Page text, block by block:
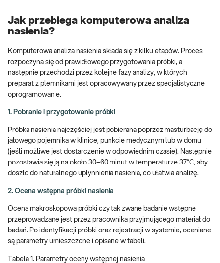
Jak przebiega komputerowa analiza
nasienia?
Komputerowa analiza nasienia składa się z kilku etapów. Proces
rozpoczyna się od prawidłowego przygotowania próbki, a
następnie przechodzi przez kolejne fazy analizy, w których
preparat z plemnikami jest opracowywany przez specjalistyczne
oprogramowanie.
1. Pobranie i przygotowanie próbki
Próbka nasienia najczęściej jest pobierana poprzez masturbację do
jałowego pojemnika w klinice, punkcie medycznym lub w domu
(jeśli możliwe jest dostarczenie w odpowiednim czasie). Następnie
pozostawia się ją na około 30–60 minut w temperaturze 37°C, aby
doszło do naturalnego upłynnienia nasienia, co ułatwia analizę.
2. Ocena wstępna próbki nasienia
Ocena makroskopowa próbki czy tak zwane badanie wstępne
przeprowadzane jest przez pracownika przyjmującego materiał do
badań. Po identyfikacji próbki oraz rejestracji w systemie, oceniane
są parametry umieszczone i opisane w tabeli.
Tabela 1. Parametry oceny wstępnej nasienia